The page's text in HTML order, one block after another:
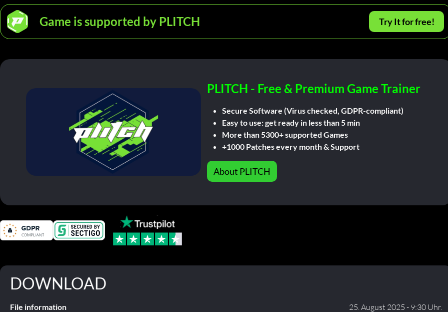
Game is supported by PLITCH Try It for free!
PLITCH - Free & Premium Game Trainer
Secure Software (Virus checked, GDPR-compliant)
Easy to use: get ready in less than 5 min
More than 5300+ supported Games
+1000 Patches every month & Support
About PLITCH
DOWNLOAD
File information 25. August 2025 - 9:30 Uhr.